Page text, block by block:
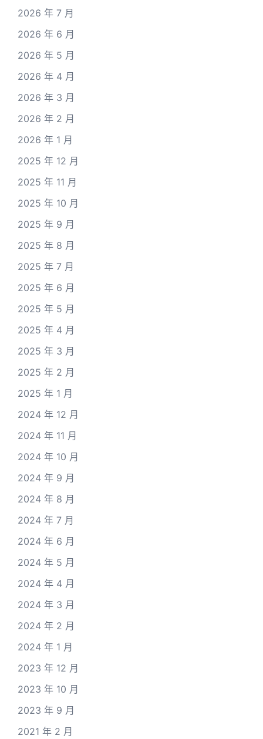
2026 年 7 月
2026 年 6 月
2026 年 5 月
2026 年 4 月
2026 年 3 月
2026 年 2 月
2026 年 1 月
2025 年 12 月
2025 年 11 月
2025 年 10 月
2025 年 9 月
2025 年 8 月
2025 年 7 月
2025 年 6 月
2025 年 5 月
2025 年 4 月
2025 年 3 月
2025 年 2 月
2025 年 1 月
2024 年 12 月
2024 年 11 月
2024 年 10 月
2024 年 9 月
2024 年 8 月
2024 年 7 月
2024 年 6 月
2024 年 5 月
2024 年 4 月
2024 年 3 月
2024 年 2 月
2024 年 1 月
2023 年 12 月
2023 年 10 月
2023 年 9 月
2021 年 2 月